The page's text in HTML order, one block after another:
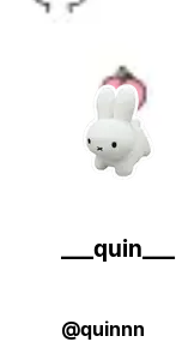
___quin___
@quinnn